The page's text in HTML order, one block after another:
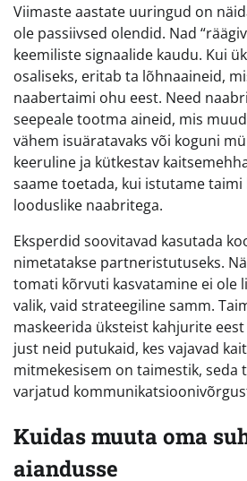
Viimaste aastate uuringud on
ole passiivsed olendid. Nad
keemiliste signaalide kaudu. Kui
osaliseks, eritab ta lõhnaaineid,
naabertaimi ohu eest. Need
seepeale tootma aineid, mis
vähem isuäratavaks või koguni
keeruline ja kütkestav
saame toetada, kui istutame taimi
looduslike naabritega.
Eksperdid soovitavad kasutada
nimetatakse partneristutuseks.
tomati kõrvuti kasvatamine ei ole
valik, vaid strateegiline samm.
maskeerida üksteist kahjurite
just neid putukaid, kes vajavad
mitmekesisem on taimestik, seda
varjatud
Kuidas muuta oma
aiandusse